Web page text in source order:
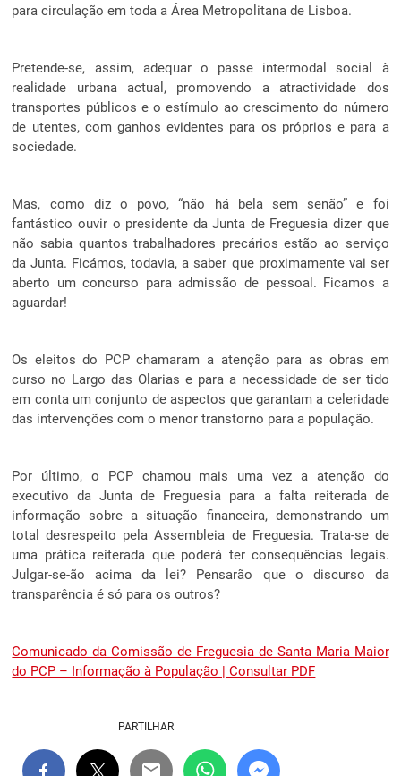
para circulação em toda a Área Metropolitana de Lisboa.
Pretende-se, assim, adequar o passe intermodal social à
realidade urbana actual, promovendo a atractividade dos
transportes públicos e o estímulo ao crescimento do número
de utentes, com ganhos evidentes para os próprios e para a
sociedade.
Mas, como diz o povo, “não há bela sem senão” e foi
fantástico ouvir o presidente da Junta de Freguesia dizer que
não sabia quantos trabalhadores precários estão ao serviço
da Junta. Ficámos, todavia, a saber que proximamente vai ser
aberto um concurso para admissão de pessoal. Ficamos a
aguardar!
Os eleitos do PCP chamaram a atenção para as obras em
curso no Largo das Olarias e para a necessidade de ser tido
em conta um conjunto de aspectos que garantam a celeridade
das intervenções com o menor transtorno para a população.
Por último, o PCP chamou mais uma vez a atenção do
executivo da Junta de Freguesia para a falta reiterada de
informação sobre a situação financeira, demonstrando um
total desrespeito pela Assembleia de Freguesia. Trata-se de
uma prática reiterada que poderá ter consequências legais.
Julgar-se-ão acima da lei? Pensarão que o discurso da
transparência é só para os outros?
Comunicado da Comissão de Freguesia de Santa Maria Maior
do PCP – Informação à População | Consultar PDF
PARTILHAR